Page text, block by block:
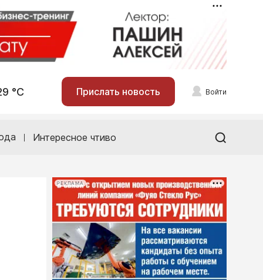
°С Прислать новость Войти
Интересное чтиво
РЕКЛАМА